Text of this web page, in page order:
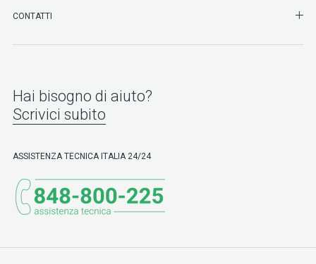
CONTATTI
Hai bisogno di aiuto?
Scrivici subito
ASSISTENZA TECNICA ITALIA 24/24